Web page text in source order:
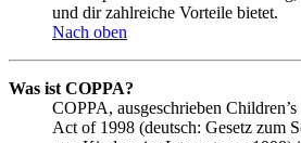
und dir zahlreiche Vorteile bietet.
Nach oben
Was ist COPPA?
COPPA, ausgeschrieben
Act of 1998 (deutsch: Gesetz zum